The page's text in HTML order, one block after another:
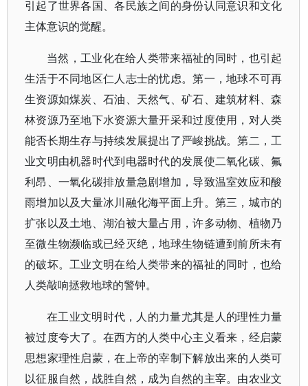
引起了世界各国、各民族之间的身份认同意识和文化
主体意识的觉醒。
当然，工业化在给人类带来福祉的同时，也引起
生活于不同地区仁人志士的忧虑。第一，地球不可再
生资源如煤炭、石油、天然气、矿石、建筑材料、森
林资源乃至地下水资源大量开采和过度使用，对人类
能否长期生存与持续发展提出了严峻挑战。第二，工
业文明由机器时代到电器时代的发展使二氧化碳、氟
利昂、一氧化碳排放量急剧增加，导致温室效应和酸
雨增加以及大量冰川融化海平面上升。第三，城市的
扩张以及土地、湖泊被大量占用，许多动物、植物乃
至微生物濒临或已经灭绝，地球生物链遭到前所未有
的破坏。工业文明在给人类带来的福祉的同时，也给
人类敲响拯救地球的警钟。
在工业文明时代，人的力量尤其是人的理性力量
被过度夸大了。在西方的人类中心主义看来，经启蒙
思想家理性启蒙，在上帝的宰制下解放出来的人类可
以征服自然，战胜自然，成为自然的主宰。由农业文